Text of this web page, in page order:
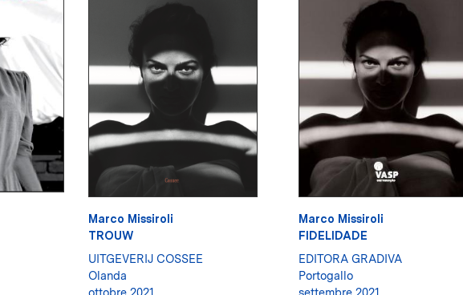
Marco Missiroli
TROUW
UITGEVERIJ COSSEE
Olanda
ottobre 2021
Marco Missiroli
FIDELIDADE
EDITORA GRADIVA
Portogallo
settembre 2021